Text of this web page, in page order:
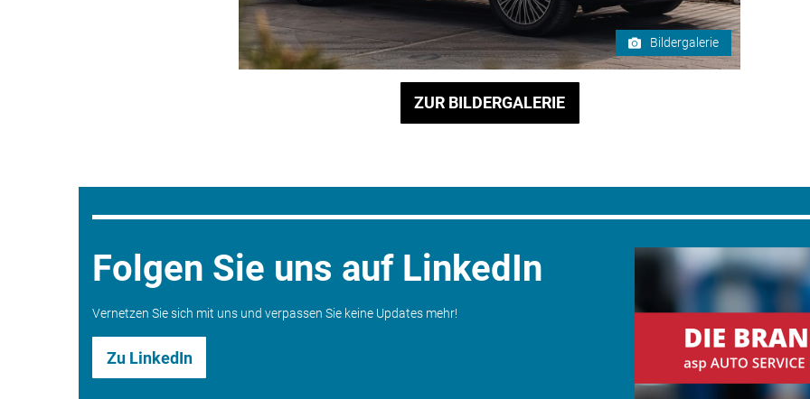
Bildergalerie
ZUR BILDERGALERIE
Folgen Sie uns auf LinkedIn
Vernetzen Sie sich mit uns und verpassen Sie keine Updates mehr!
Zu LinkedIn